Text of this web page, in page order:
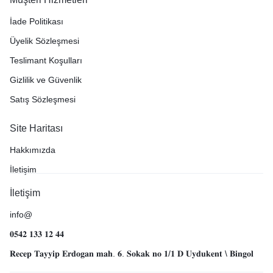
İade Politikası
Üyelik Sözleşmesi
Teslimant Koşulları
Gizlilik ve Güvenlik
Satış Sözleşmesi
Site Haritası
Hakkımızda
İletişim
İletişim
info@
𝟎𝟓𝟒𝟐 𝟏𝟑𝟑 𝟏𝟐 𝟒𝟒
𝐑𝐞𝐜𝐞𝐩 𝐓𝐚𝐲𝐲𝐢𝐩 𝐄𝐫𝐝𝐨𝐠𝐚𝐧 𝐦𝐚𝐡. 𝟔. 𝐒𝐨𝐤𝐚𝐤 𝐧𝐨 𝟏/𝟏 𝐃 𝐔𝐲𝐝𝐮𝐤𝐞𝐧𝐭 \ 𝐁𝐢𝐧𝐠𝐨𝐥